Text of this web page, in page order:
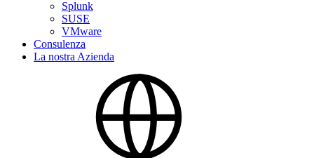
Splunk
SUSE
VMware
Consulenza
La nostra Azienda